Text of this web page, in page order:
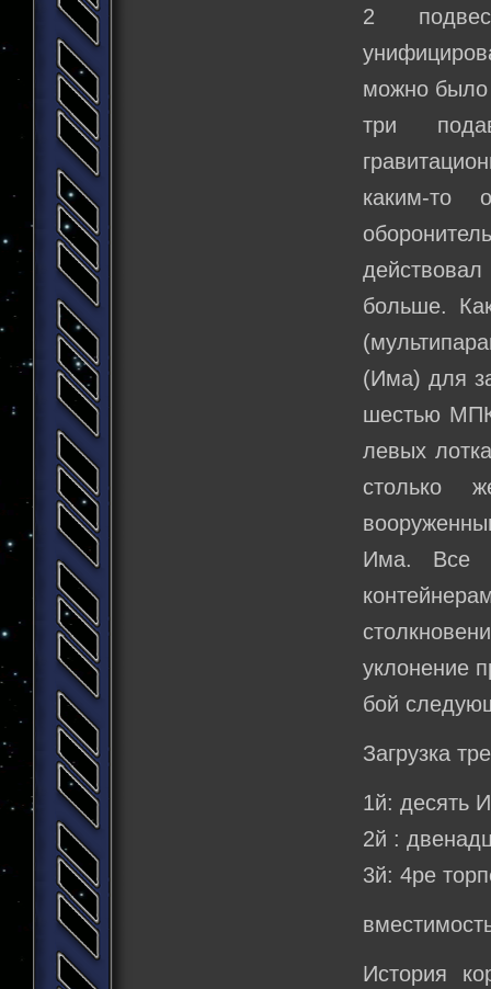
2
можно было
три
каким-то
больше.
(Има) для
шестью
левых
столько
Има. Все
уклонение
бой
Загрузка
1й: десять
2й :
3й: 4ре
История